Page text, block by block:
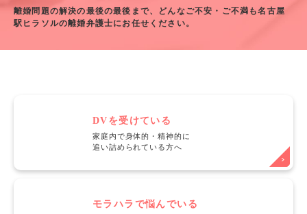
離婚問題の解決の最後の最後まで、どんなご不安・ご不満も名古屋
駅ヒラソルの離婚弁護士にお任せください。
DVを受けている
家庭内で身体的・精神的に
追い詰められている方へ
モラハラで悩んでいる